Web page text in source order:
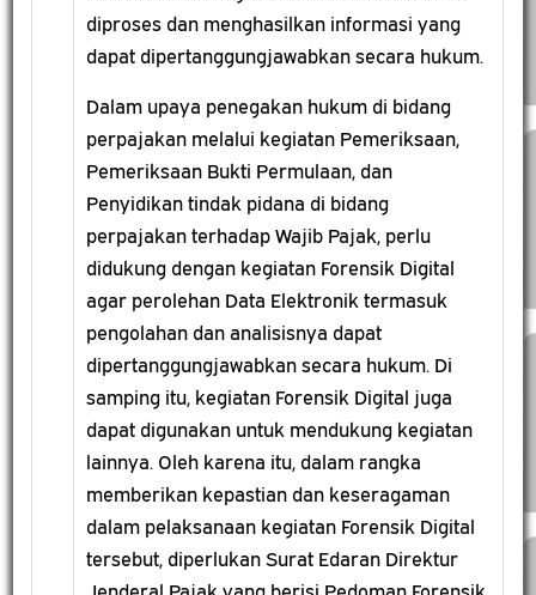
diproses dan menghasilkan informasi yang
dapat dipertanggungjawabkan secara hukum.
Dalam upaya penegakan hukum di bidang
perpajakan melalui kegiatan Pemeriksaan,
Pemeriksaan Bukti Permulaan, dan
Penyidikan tindak pidana di bidang
perpajakan terhadap Wajib Pajak, perlu
didukung dengan kegiatan Forensik Digital
agar perolehan Data Elektronik termasuk
pengolahan dan analisisnya dapat
dipertanggungjawabkan secara hukum. Di
samping itu, kegiatan Forensik Digital juga
dapat digunakan untuk mendukung kegiatan
lainnya. Oleh karena itu, dalam rangka
memberikan kepastian dan keseragaman
dalam pelaksanaan kegiatan Forensik Digital
tersebut, diperlukan Surat Edaran Direktur